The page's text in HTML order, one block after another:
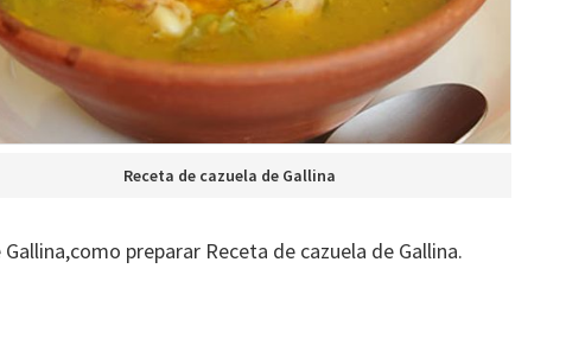
Receta de cazuela de Gallina
preparar Receta de cazuela de Gallina.